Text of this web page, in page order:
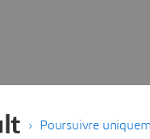
Poursuivre